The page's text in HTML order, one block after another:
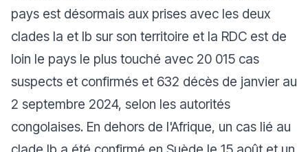
pays est désormais aux prises avec les deux
clades Ia et Ib sur son territoire et la RDC est de
loin le pays le plus touché avec 20 015 cas
suspects et confirmés et 632 décès de janvier au
2 septembre 2024, selon les autorités
congolaises. En dehors de l'Afrique, un cas lié au